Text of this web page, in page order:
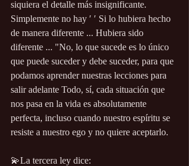
siquiera el detalle más insignificante.
Simplemente no hay ′ ′ Si lo hubiera hecho
de manera diferente ... Hubiera sido
diferente ... "No, lo que sucede es lo único
que puede suceder y debe suceder, para que
podamos aprender nuestras lecciones para
salir adelante Todo, sí, cada situación que
nos pasa en la vida es absolutamente
perfecta, incluso cuando nuestro espíritu se
resiste a nuestro ego y no quiere aceptarlo.
💫La tercera ley dice: